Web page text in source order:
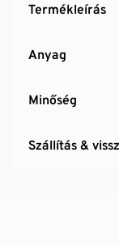
Termékleírás
Anyag
Minőség
Szállítás &